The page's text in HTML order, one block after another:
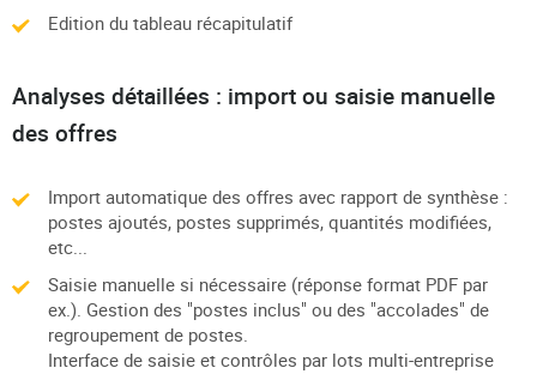
Edition du tableau récapitulatif
Analyses détaillées : import ou saisie manuelle
des offres
Import automatique des offres avec rapport de synthèse :
postes ajoutés, postes supprimés, quantités modifiées,
etc...
Saisie manuelle si nécessaire (réponse format PDF par
ex.). Gestion des "postes inclus" ou des "accolades" de
regroupement de postes.
Interface de saisie et contrôles par lots multi-entreprise